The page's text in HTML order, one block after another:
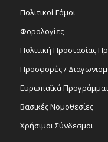
Πολιτικοί Γάμοι
Φορολογίες
Πολιτική Προστασίας
Προσφορές /
Ευρωπαϊκά
Βασικές Νομοθεσίες
Χρήσιμοι Σύνδεσμοι